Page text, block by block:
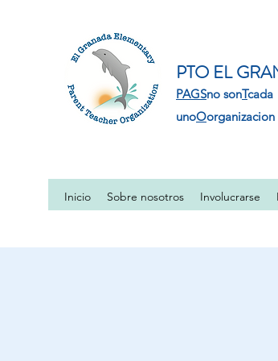
PTO EL
PAGSno sonTcada
unoOorganizacion
Inicio Sobre nosotros Involucrarse